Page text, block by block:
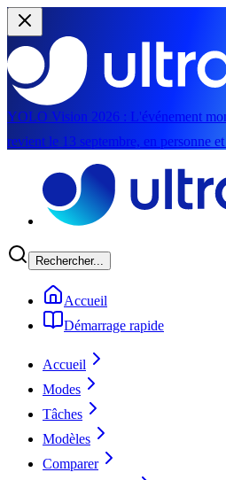
YOLO Vision 2026 : L'événement
revient le 13 septembre, en personne
Rechercher...
Accueil
Démarrage rapide
Accueil
Modes
Tâches
Modèles
Comparer